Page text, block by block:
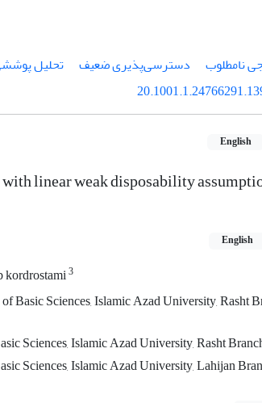
نامطلوب دسترسی‌پذیری ضعیف تحلیل
English
linear weak disposability
English
kordrostami3
Basic Sciences, Islamic Azad University, Rasht
Sciences, Islamic Azad University, Rasht
Sciences, Islamic Azad University, Lahijan